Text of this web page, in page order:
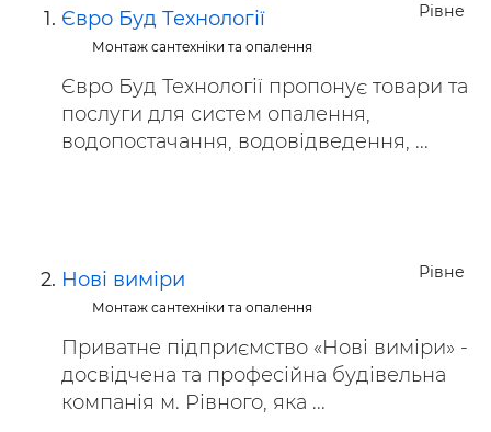
Рівне
Євро Буд Технології
Монтаж сантехніки та опалення
Євро Буд Технології пропонує товари та
послуги для систем опалення,
водопостачання, водовідведення, ...
Рівне
Нові виміри
Монтаж сантехніки та опалення
Приватне підприємство «Нові виміри» -
досвідчена та професійна будівельна
компанія м. Рівного, яка ...